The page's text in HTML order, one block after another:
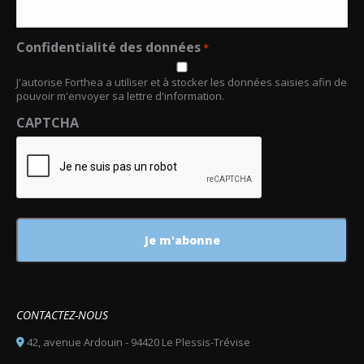
Confidentialité des données*
J'autorise Forthea a utiliser et à stocker les données saisies afin de
pouvoir m'envoyer sa lettre d'information.
CAPTCHA
CONTACTEZ-NOUS
42, avenue Ardouin - 94420 Le Plessis-Trévise